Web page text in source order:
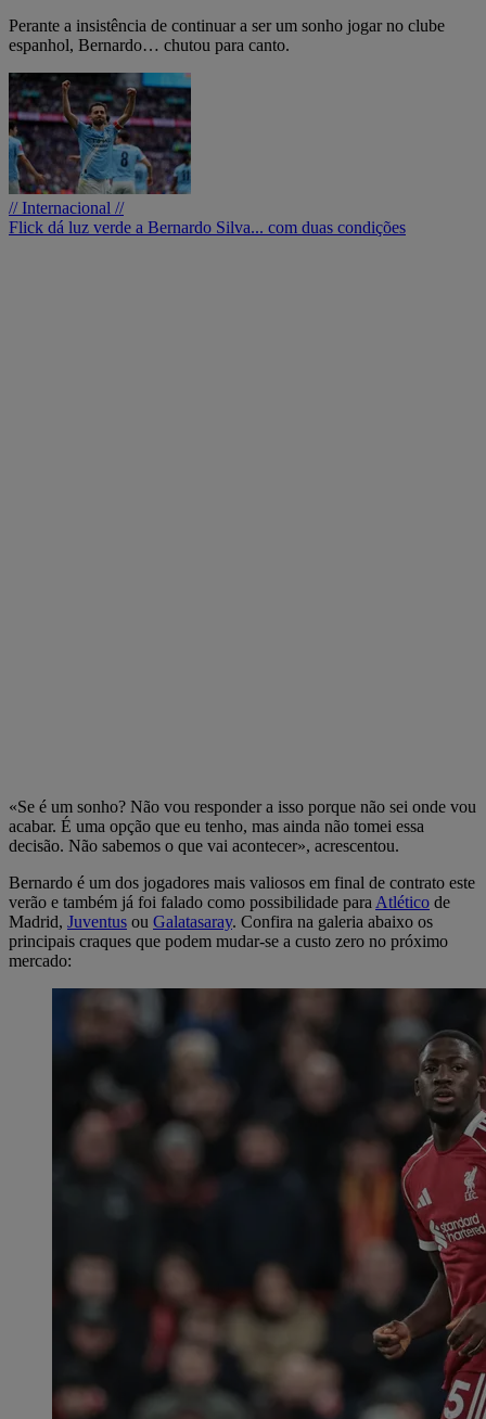
Perante a insistência de continuar a ser um sonho jogar no clube
espanhol, Bernardo… chutou para canto.
// Internacional //
Flick dá luz verde a Bernardo Silva... com duas condições
«Se é um sonho? Não vou responder a isso porque não sei onde vou
acabar. É uma opção que eu tenho, mas ainda não tomei essa
decisão. Não sabemos o que vai acontecer», acrescentou.
Bernardo é um dos jogadores mais valiosos em final de contrato este
verão e também já foi falado como possibilidade para Atlético de
Madrid, Juventus ou Galatasaray. Confira na galeria abaixo os
principais craques que podem mudar-se a custo zero no próximo
mercado: